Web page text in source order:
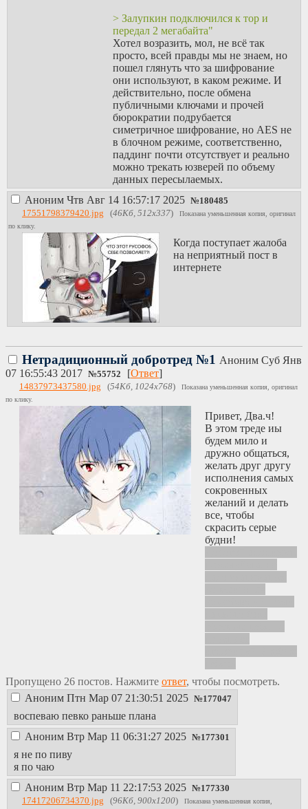
> Залупкин подключился к тор и
передал 2 мегабайта"
Хотел возразить, мол, не всё так
просто, всей правды мы не знаем, но
пошел глянуть что за шифрование
они используют, в каком режиме. И
действительно, после обмена
публичными ключами и прочей
бюрократии подрубается
симетричное шифрование, но AES не
в блочном режиме, соответственно,
паддинг почти отсутствует и реально
можно трекать юзверей по объему
данных пересылаемых.
Аноним Чтв Авг 14 16:57:17 2025 №180485
17551798379420.jpg (46Кб, 512x337)
Показана уменьшенная копия, оригинал
по клику.
Когда поступает жалоба
на неприятный пост в
интернете
Нетрадиционный добротред №1 Аноним Суб Янв
07 16:55:43 2017 №55752 [Ответ]
14837973437580.jpg (54Кб, 1024x768)
Показана уменьшенная копия, оригинал
по клику.
Привет, Два.ч!
В этом треде иы
будем мило и
дружно общаться,
желать друг другу
исполнения самых
сокровенных
желаний и делать
все, чтобы
скрасить серые
будни!
Пропущено 26 постов. Нажмите ответ, чтобы посмотреть.
Аноним Птн Мар 07 21:30:51 2025 №177047
воспеваю певко раньше плана
Аноним Втр Мар 11 06:31:27 2025 №177301
я не по пиву
я по чаю
Аноним Втр Мар 11 22:17:53 2025 №177330
17417206734370.jpg (96Кб, 900x1200)
Показана уменьшенная копия,